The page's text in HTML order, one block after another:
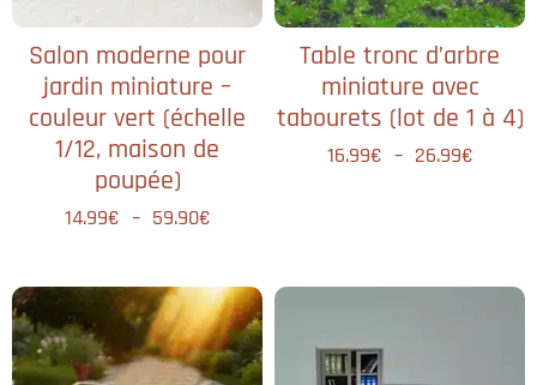
Salon moderne pour
jardin miniature –
couleur vert (échelle
1/12, maison de
poupée)
14.99€ – 59.90€
Table tronc d’arbre
miniature avec
tabourets (lot de 1 à 4)
16.99€ – 26.99€